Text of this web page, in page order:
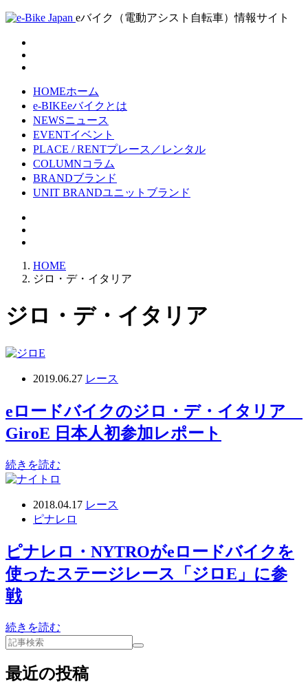
eバイク（電動アシスト自転車）情報サイト
HOMEホーム
e-BIKEeバイクとは
NEWSニュース
EVENTイベント
PLACE / RENTプレース／レンタル
COLUMNコラム
BRANDブランド
UNIT BRANDユニットブランド
HOME
ジロ・デ・イタリア
ジロ・デ・イタリア
2019.06.27 レース
eロードバイクのジロ・デ・イタリア
GiroE 日本人初参加レポート
続きを読む
2018.04.17 レース
ピナレロ
ピナレロ・NYTROがeロードバイクを
使ったステージレース「ジロE」に参
戦
続きを読む
最近の投稿